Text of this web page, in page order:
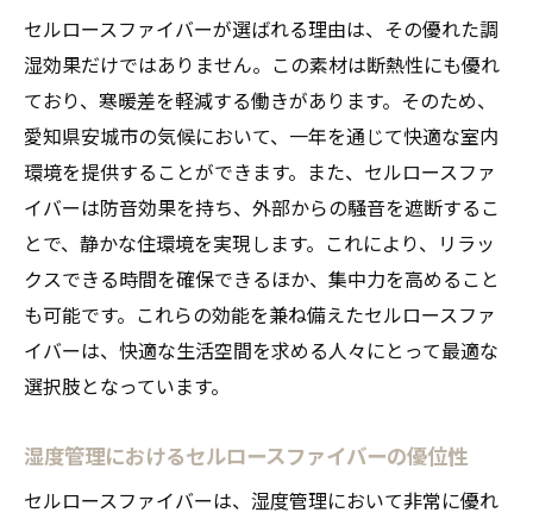
セルロースファイバーが選ばれる理由は、その優れた調
湿効果だけではありません。この素材は断熱性にも優れ
ており、寒暖差を軽減する働きがあります。そのため、
愛知県安城市の気候において、一年を通じて快適な室内
環境を提供することができます。また、セルロースファ
イバーは防音効果を持ち、外部からの騒音を遮断するこ
とで、静かな住環境を実現します。これにより、リラッ
クスできる時間を確保できるほか、集中力を高めること
も可能です。これらの効能を兼ね備えたセルロースファ
イバーは、快適な生活空間を求める人々にとって最適な
選択肢となっています。
湿度管理におけるセルロースファイバーの優位性
セルロースファイバーは、湿度管理において非常に優れ